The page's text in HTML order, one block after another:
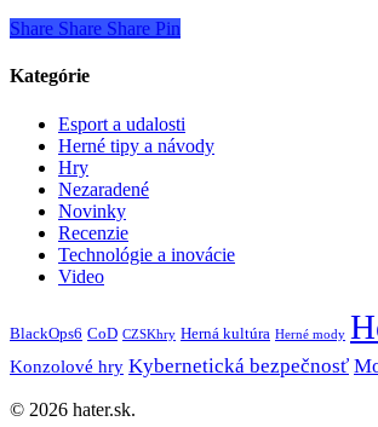
Share Share Share Pin
Kategórie
Esport a udalosti
Herné tipy a návody
Hry
Nezaradené
Novinky
Recenzie
Technológie a inovácie
Video
BlackOps6 CoD CZSKhry Herná kultúra Herné mody
Konzolové hry Kybernetická bezpečnosť
© 2026 hater.sk.